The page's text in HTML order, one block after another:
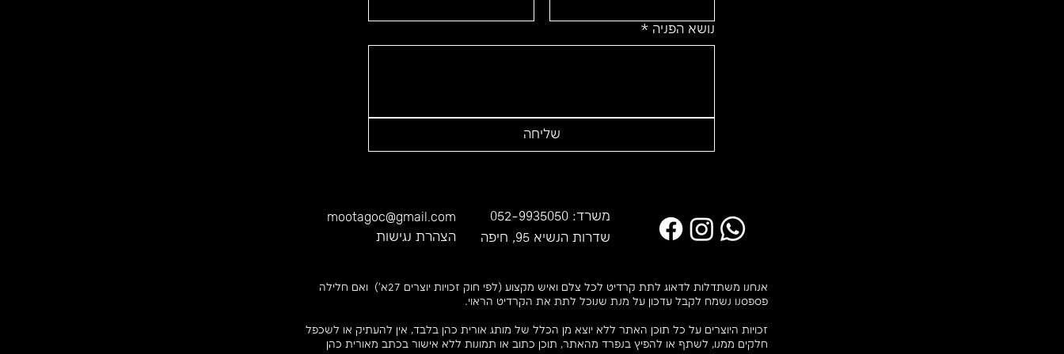
נושא הפניה *
שליחה
משרד: 052-9935050
mootagoc@gmail.com​
שדרות הנשיא 95, חיפה הצהרת נגישות
אנחנו משתדלות לדאוג לתת קרדיט לכל צלם ואיש מקצוע (לפי חוק זכויות יוצרים 27א') ואם חלילה
פספסנו נשמח לקבל עדכון על מנת שנוכל לתת את הקרדיט הראוי.
זכויות היוצרים על כל תוכן האתר ללא יוצא מן הכלל של מותג אורית כהן בלבד, אין להעתיק או לשכפל
חלקים ממנו, לשתף או להפיץ בנפרד מהאתר, תוכן כתוב או תמונות ללא אישור בכתב מאורית כהן